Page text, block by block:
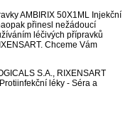
AMBIRIX 50X1ML Injekční
přinesl nežádoucí
léčivých přípravků
Chceme Vám
S.A., RIXENSART
léky - Séra a